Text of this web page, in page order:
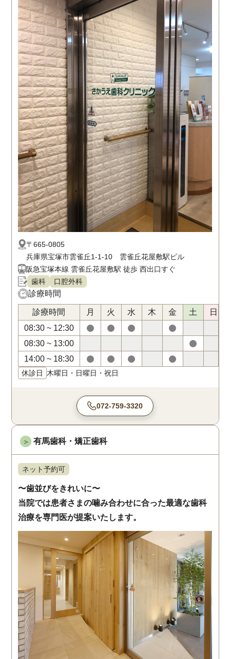
〒665-0805
兵庫県宝塚市雲雀丘1-1-10 雲雀丘花屋敷駅ビル
阪急宝塚本線 雲雀丘花屋敷駅 徒歩 西出口すぐ
歯科
口腔外科
診療時間
診療時間
08:30 ~ 12:30
08:30 ~ 13:00
14:00 ~ 18:30
月 火 水 木 金 土 日
休診日 木曜日・日曜日・祝日
072-759-3320
＞ 有馬歯科・矯正歯科
ネット予約可
〜歯並びをきれいに〜
当院では患者さまの噛み合わせに合った最適な歯科
治療を専門医が提案いたします。